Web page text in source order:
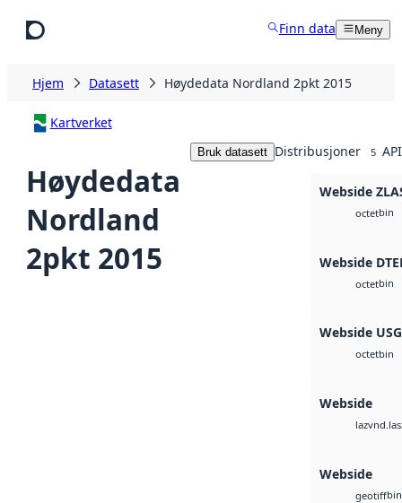
Finn data Meny
Hjem Datasett Høydedata Nordland 2pkt 2015
Kartverket
Høydedata
Nordland
2pkt 2015
Bruk datasett Distribusjoner 5
Webside
octetbin
Webside
octetbin
Webside
octetbin
Webside
laz
Webside
geotiffbin